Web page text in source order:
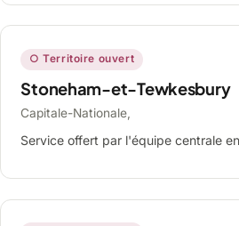
○ Territoire ouvert
Stoneham-et-Tewkesbury
Capitale-Nationale,
Service offert par l'équipe centrale